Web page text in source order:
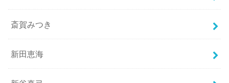
斎賀みつき
新田恵海